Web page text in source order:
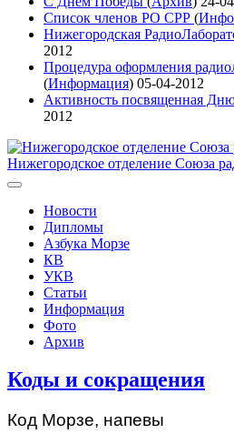
Список членов РО СРР (
Нижегородская
2012
Процедура оформления
(Информация) 05-04-2012
Активность посвященная
2012
Нижегородское отделение Союза
Новости
Дипломы
Азбука Морзе
КВ
УКВ
Статьи
Информация
Фото
Архив
Коды и сокращения
Код Морзе, напевы